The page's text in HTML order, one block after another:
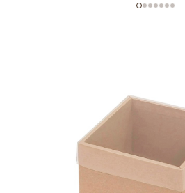
105 x 105 x 105 mm
коричневая микрогофра